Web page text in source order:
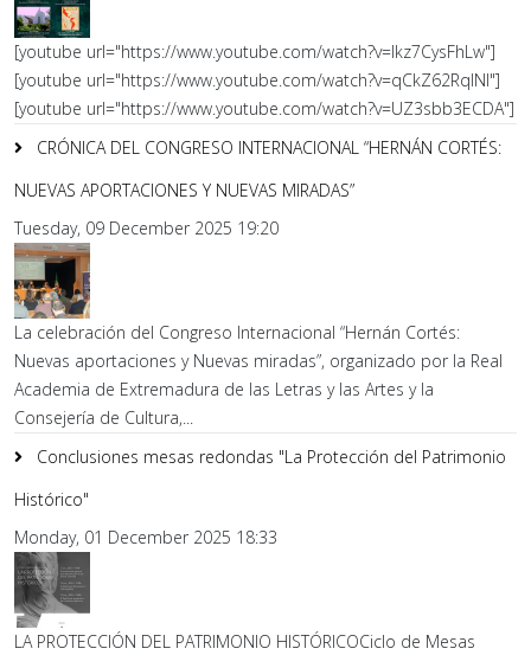
[youtube url="https://www.youtube.com/watch?v=lkz7CysFhLw"]
[youtube url="https://www.youtube.com/watch?v=qCkZ62RqlNI"]
[youtube url="https://www.youtube.com/watch?v=UZ3sbb3ECDA"]
CRÓNICA DEL CONGRESO INTERNACIONAL “HERNÁN CORTÉS:
NUEVAS APORTACIONES Y NUEVAS MIRADAS”
Tuesday, 09 December 2025 19:20
La celebración del Congreso Internacional “Hernán Cortés:
Nuevas aportaciones y Nuevas miradas”, organizado por la Real
Academia de Extremadura de las Letras y las Artes y la
Consejería de Cultura,...
Conclusiones mesas redondas "La Protección del Patrimonio
Histórico"
Monday, 01 December 2025 18:33
LA PROTECCIÓN DEL PATRIMONIO HISTÓRICOCiclo de Mesas